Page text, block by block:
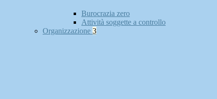
Burocrazia zero
Attività soggette a controllo
Organizzazione 3